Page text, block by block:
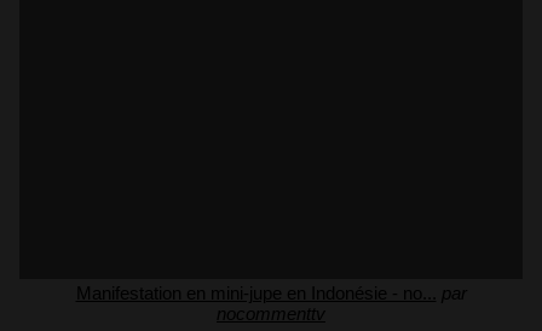
Manifestation en mini-jupe en Indonésie - no...
par
nocommenttv